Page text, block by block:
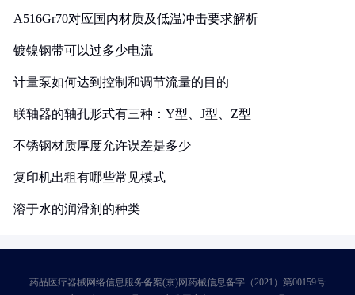
A516Gr70对应国内材质及低温冲击要求解析
镀镍钢带可以过多少电流
计量泵如何达到控制和调节流量的目的
联轴器的轴孔形式有三种：Y型、J型、Z型
不锈钢材质厚度允许误差是多少
复印机出租有哪些常见模式
溶于水的润滑剂的种类
药品医疗器械网络信息服务备案(京)网药械信息备字（2021）第00159号